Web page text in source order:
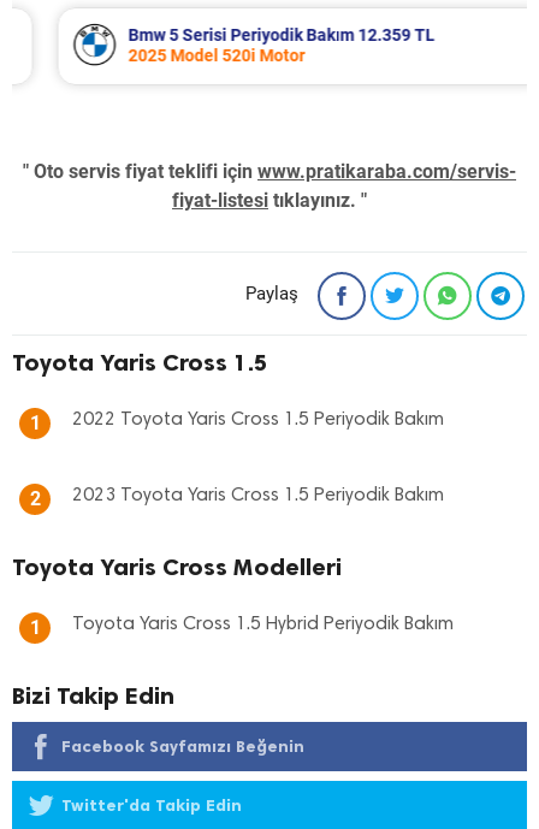
Bmw 5 Serisi Periyodik Bakım 12.359 TL
2025 Model 520i Motor
" Oto servis fiyat teklifi için www.pratikaraba.com/servis-
fiyat-listesi tıklayınız. "
Paylaş
Toyota Yaris Cross 1.5
1 2022 Toyota Yaris Cross 1.5 Periyodik Bakım
2 2023 Toyota Yaris Cross 1.5 Periyodik Bakım
Toyota Yaris Cross Modelleri
1 Toyota Yaris Cross 1.5 Hybrid Periyodik Bakım
Bizi Takip Edin
Facebook Sayfamızı Beğenin
Twitter'da Takip Edin